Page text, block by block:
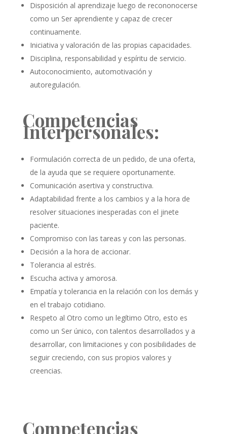
Disposición al aprendizaje luego de recononocerse
como un Ser aprendiente y capaz de crecer
continuamente.
Iniciativa y valoración de las propias capacidades.
Disciplina, responsabilidad y espíritu de servicio.
Autoconocimiento, automotivación y
autoregulación.
Competencias
Interpersonales:
Formulación correcta de un pedido, de una oferta,
de la ayuda que se requiere oportunamente.
Comunicación asertiva y constructiva.
Adaptabilidad frente a los cambios y a la hora de
resolver situaciones inesperadas con el jinete
paciente.
Compromiso con las tareas y con las personas.
Decisión a la hora de accionar.
Tolerancia al estrés.
Escucha activa y amorosa.
Empatía y tolerancia en la relación con los demás y
en el trabajo cotidiano.
Respeto al Otro como un legítimo Otro, esto es
como un Ser único, con talentos desarrollados y a
desarrollar, con limitaciones y con posibilidades de
seguir creciendo, con sus propios valores y
creencias.
Competencias